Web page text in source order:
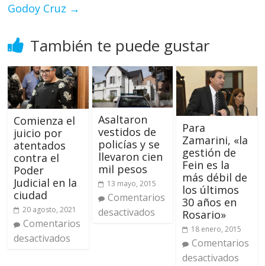
Godoy Cruz →
También te puede gustar
Comienza el
juicio por
atentados
contra el
Poder
Judicial en la
ciudad
20 agosto, 2021
Comentarios
desactivados
Asaltaron
vestidos de
policías y se
llevaron cien
mil pesos
13 mayo, 2015
Comentarios
desactivados
Para
Zamarini, «la
gestión de
Fein es la
más débil de
los últimos
30 años en
Rosario»
18 enero, 2015
Comentarios
desactivados